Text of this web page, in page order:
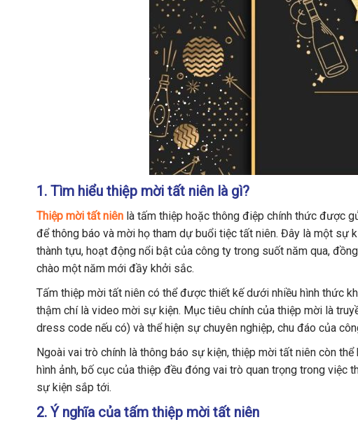
1. Tìm hiểu thiệp mời tất niên là gì?
Thiệp mời tất niên là tấm thiệp hoặc thông điệp chính thức được
để thông báo và mời họ tham dự buổi tiệc tất niên. Đây là một sự
thành tựu, hoạt động nổi bật của công ty trong suốt năm qua,
chào một năm mới đầy khởi sắc.
Tấm thiệp mời tất niên có thể được thiết kế dưới nhiều hình thức
thậm chí là video mời sự kiện. Mục tiêu chính của thiệp mời là
dress code nếu có) và thể hiện sự chuyên nghiệp, chu đáo của
Ngoài vai trò chính là thông báo sự kiện, thiệp mời tất niên còn
hình ảnh, bố cục của thiệp đều đóng vai trò quan trọng trong
sự kiện sắp tới.
2. Ý nghĩa của tấm thiệp mời tất niên